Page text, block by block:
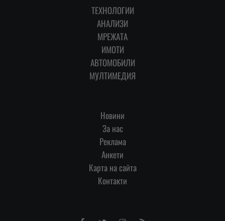
ТЕХНОЛОГИИ
АНАЛИЗИ
МРЕЖАТА
ИМОТИ
АВТОМОБИЛИ
МУЛТИМЕДИЯ
Новини
За нас
Реклама
Анкети
Карта на сайта
Контакти